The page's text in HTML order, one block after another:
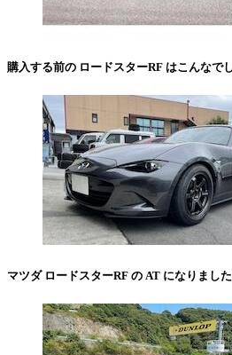
購入する前の ロードスターRF はこんなで
マツダ ロードスターRF の AT になりました